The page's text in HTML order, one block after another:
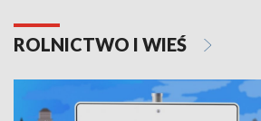
ROLNICTWO I WIEŚ